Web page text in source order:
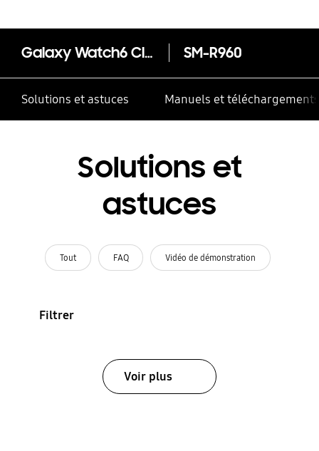
Galaxy Watch6 Classic BT (Large) SM-R960
Solutions et astuces Manuels et téléchargements
Solutions et
astuces
Tout FAQ Vidéo de démonstration
Filtrer
Voir plus